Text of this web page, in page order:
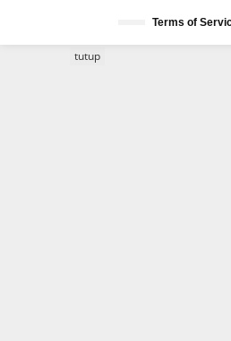
Terms of
tutup